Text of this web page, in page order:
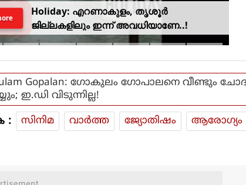
Holiday: എറണാകുളം, തൃശൂർ
ജില്ലകളിലും ഇന്ന് അവധിയാണേ..!
Gopalan: ഗോകുലം ഗോപാലനെ വീണ്ടും
ഇ.ഡി വിടുന്നില്ല!
: സിനിമ വാര്‍ത്ത ജ്യോതിഷം
ആരോഗ്യം